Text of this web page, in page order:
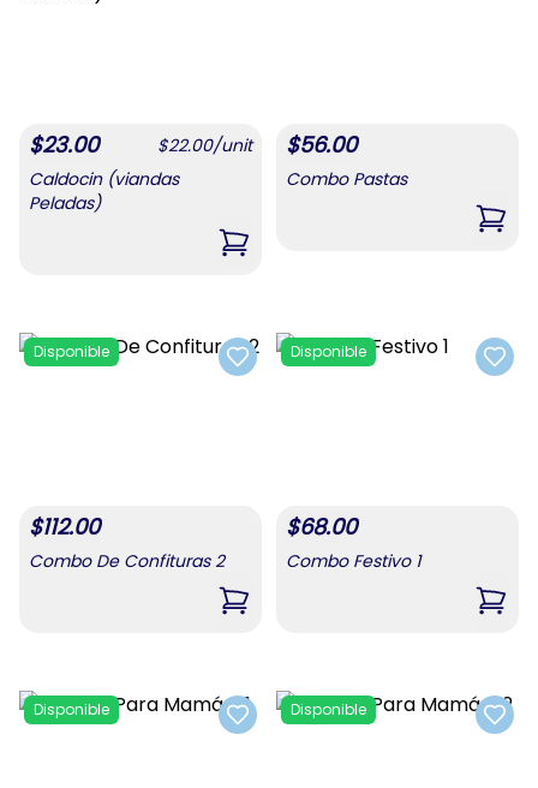
$23.00 $22.00/unit
Caldocin (viandas
Peladas)
,Caldocin (viandas Peladas)
$56.00
Combo Pastas
,
Add to favorites
Disponible
$112.00
Combo De Confituras 2
,Combo De Confituras 2
Add
Disponible
$68.00
Combo Festivo 1
,
Add to favorites
Disponible
Add
Disponible